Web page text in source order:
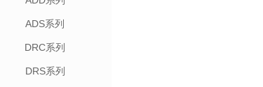
ADS系列
DRC系列
DRS系列